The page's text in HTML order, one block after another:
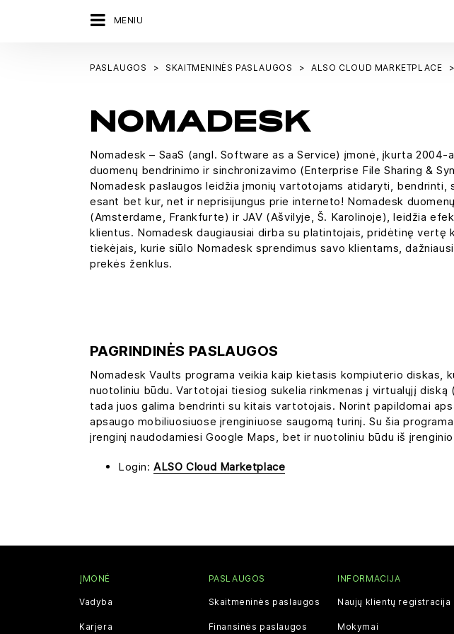
MENIU
PASLAUGOS SKAITMENINĖS PASLAUGOS ALSO CLOUD MARKETPLACE
NOMADESK
Nomadesk – SaaS (angl. Software as a Service) įmonė, įkurta
duomenų bendrinimo ir sinchronizavimo (Enterprise File Sharing &
Nomadesk paslaugos leidžia įmonių vartotojams atidaryti, bendrinti,
esant bet kur, net ir neprisijungus prie interneto! Nomadesk
(Amsterdame, Frankfurte) ir JAV (Ašvilyje, Š. Karolinoje), leidžia
klientus. Nomadesk daugiausiai dirba su platintojais, pridėtinę vertę
tiekėjais, kurie siūlo Nomadesk sprendimus savo klientams,
prekės ženklus.
PAGRINDINĖS PASLAUGOS
Nomadesk Vaults programa veikia kaip kietasis kompiuterio
nuotoliniu būdu. Vartotojai tiesiog sukelia rinkmenas į virtualųjį
tada juos galima bendrinti su kitais vartotojais. Norint papildomai
apsaugo mobiliuosiuose įrenginiuose saugomą turinį. Su šia
įrenginį naudodamiesi Google Maps, bet ir nuotoliniu būdu iš
Login:ALSO Cloud Marketplace
ĮMONĖ
Vadyba
Karjera
PASLAUGOS
Skaitmeninės paslaugos
Finansinės paslaugos
INFORMACIJA
Naujų klientų registracija
Mokymai